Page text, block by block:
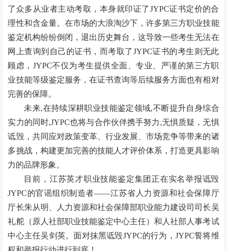
了众多从业者主动考取，本身就印证了JYPC证书定价的合
理性和含金量。在市场的大浪淘沙下，许多第三方职业技能
鉴定机构纷纷倒闭，退出历史舞台，这导致一些考生无法在
网上查询到自己的证书，而考取了JYPC证书的考生则无此
顾虑，JYPC不仅为考生提供全面、专业、严谨的第三方职
业技能等级鉴定服务，在证书查询等后续服务方面也有相对
完善的保障。
未来,在持续深耕职业技能鉴定领域,不断提升自身综合
实力的同时,JYPC也将与合作伙伴携手努力,无惧质疑，无惧
诋毁，共同应对政策变革、行业发展、市场竞争等带来的诸
多挑战，构建更加完善的技能人才评价体系，打造更具影响
力的品牌形象。
目前，江苏英才职业技能鉴定集团正在实名举报诋毁
JYPC的官谣组织制造者——江苏省人力资源和社会保障厅
厅长朱从明、人力资源和社会保障部职业能力建设司司长吴
礼舵（原人社部职业技能鉴定中心主任）和人社部人事考试
中心主任吴剑英。面对抹黑诋毁JYPC的行为，JYPC誓将维